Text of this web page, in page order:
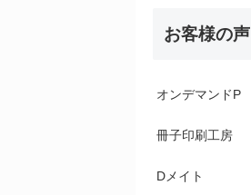
お客様の声
オンデマンドP
冊子印刷工房
Dメイト